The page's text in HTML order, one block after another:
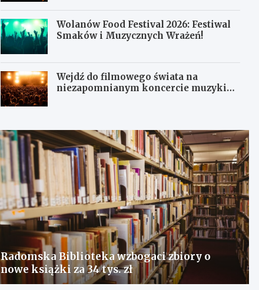
Wolanów Food Festival 2026: Festiwal
Smaków i Muzycznych Wrażeń!
Wejdź do filmowego świata na
niezapomnianym koncercie muzyki
Radomska Biblioteka wzbogaci zbiory o
nowe książki za 34 tys. zł